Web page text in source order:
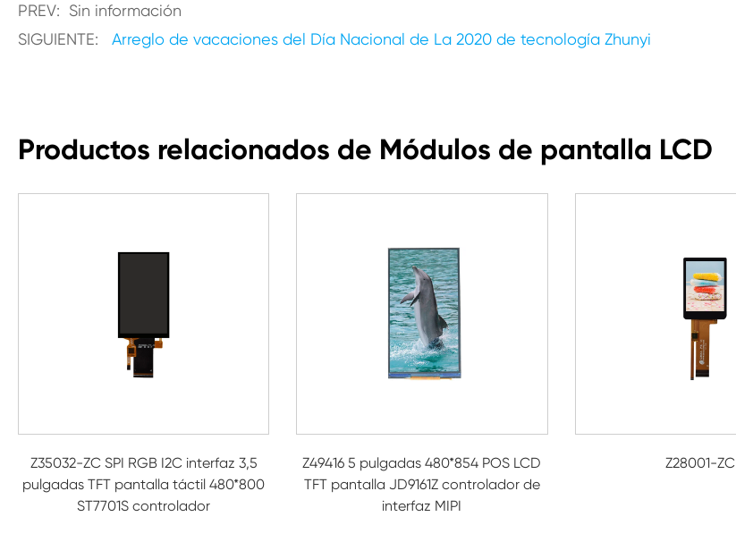
PREV: Sin información
SIGUIENTE: Arreglo de vacaciones del Día Nacional de La 2020 de tecnología Zhunyi
Productos relacionados de Módulos de pantalla LCD
Z35032-ZC SPI RGB I2C interfaz 3,5
pulgadas TFT pantalla táctil 480*800
ST7701S controlador
Z49416 5 pulgadas 480*854 POS LCD
TFT pantalla JD9161Z controlador de
interfaz MIPI
Z28001-ZC